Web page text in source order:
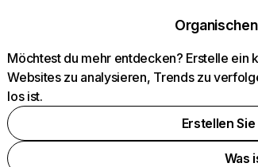
Möchtest du mehr entdecken? Erstelle
Websites zu analysieren, Trends zu
los ist.
Erstellen
Was